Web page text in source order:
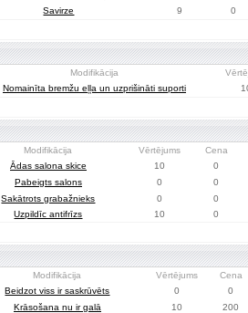
Savirze
9 0
Modifikācija
Nomainīta bremžu eļļa un uzprišināti suporti
Modifikācija Vērtējums
Cena
Ādas salona skice
10
0
Pabeigts salons
0
0
Sakātrots grabažnieks
0
0
Uzpildīc antifrīzs
10 0
Modifikācija Vērtējums
Cena
Beidzot viss ir saskrūvēts
0
0
Krāsošana nu ir galā
10
200